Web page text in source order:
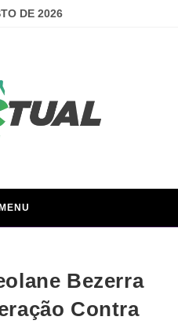
DE 2026
Bezerra
Contra